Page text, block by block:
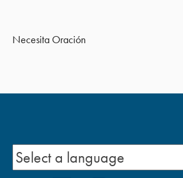
Necesita Oración